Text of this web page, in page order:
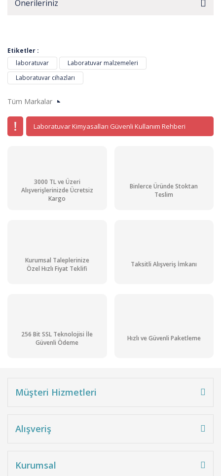
Önerileriniz
Etiketler :
laboratuvar
Laboratuvar malzemeleri
Laboratuvar cihazları
Tüm Markalar
Laboratuvar Kimyasalları Güvenli Kullanım Rehberi
3000 TL ve Üzeri
Alışverişlerinizde Ücretsiz
Kargo
Binlerce Üründe Stoktan
Teslim
Kurumsal Taleplerinize
Özel Hızlı Fiyat Teklifi
Taksitli Alışveriş İmkanı
256 Bit SSL Teknolojisi İle
Güvenli Ödeme
Hızlı ve Güvenli Paketleme
Müşteri Hizmetleri
Alışveriş
Kurumsal